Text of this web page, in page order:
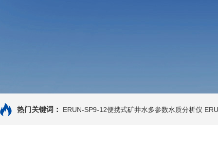
热门关键词： ERUN-SP9-12便携式矿井水多参数水质分析仪